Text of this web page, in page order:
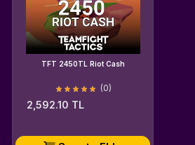
TFT 2450TL Riot Cash
(0)
2,592.10 TL